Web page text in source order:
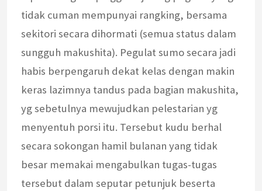
tidak cuman mempunyai rangking, bersama
sekitori secara dihormati (semua status dalam
sungguh makushita). Pegulat sumo secara jadi
habis berpengaruh dekat kelas dengan makin
keras lazimnya tandus pada bagian makushita,
yg sebetulnya mewujudkan pelestarian yg
menyentuh porsi itu. Tersebut kudu berhal
secara sokongan hamil bulanan yang tidak
besar memakai mengabulkan tugas-tugas
tersebut dalam seputar petunjuk beserta